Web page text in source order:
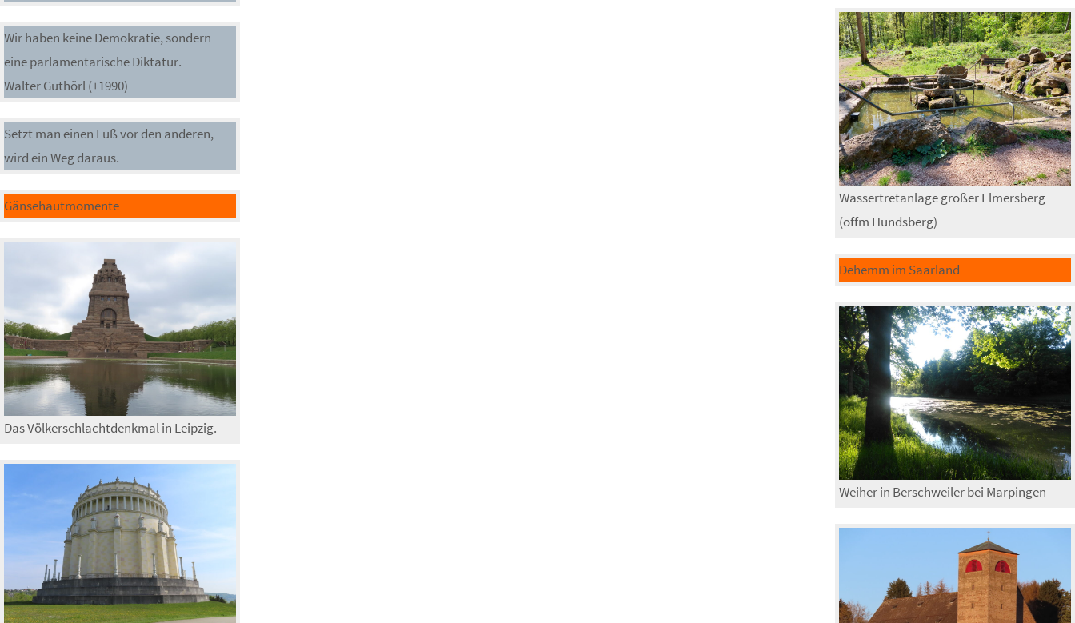
Wir haben keine Demokratie, sondern
eine parlamentarische Diktatur.
Walter Guthörl (+1990)
Setzt man einen Fuß vor den anderen,
wird ein Weg daraus.
Gänsehautmomente
Das Völkerschlachtdenkmal in Leipzig.
Wassertretanlage großer Elmersberg
(offm Hundsberg)
Dehemm im Saarland
Weiher in Berschweiler bei Marpingen